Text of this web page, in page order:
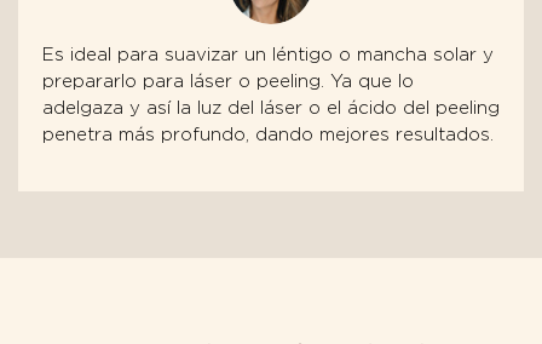
Es ideal para suavizar un léntigo o mancha solar y
prepararlo para láser o peeling. Ya que lo
adelgaza y así la luz del láser o el ácido del peeling
penetra más profundo, dando mejores resultados.